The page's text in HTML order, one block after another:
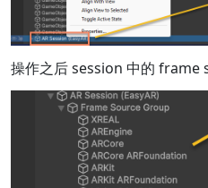
操作之后 session 中的 frame